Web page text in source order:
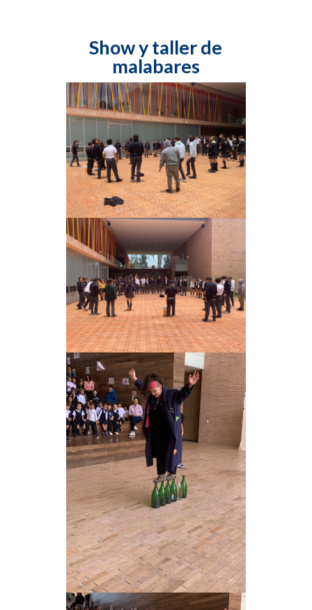
Show y taller de
malabares